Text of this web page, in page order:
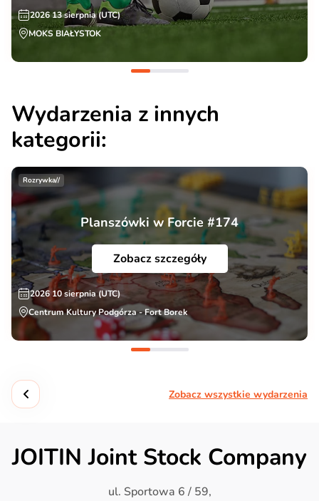
2026 13 sierpnia (UTC)
MOKS BIAŁYSTOK
Wydarzenia z innych
kategorii:
Rozrywka//
Planszówki w Forcie #174
Zobacz szczegóły
2026 10 sierpnia (UTC)
Centrum Kultury Podgórza - Fort Borek
Zobacz wszystkie wydarzenia
JOITIN Joint Stock Company
ul. Sportowa 6 / 59,